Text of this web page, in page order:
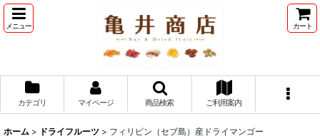
メニュー カート
カテゴリ マイページ 商品検索 ご利用案内
ホーム > ドライフルーツ > フィリピン（セブ島）産ドライマンゴー